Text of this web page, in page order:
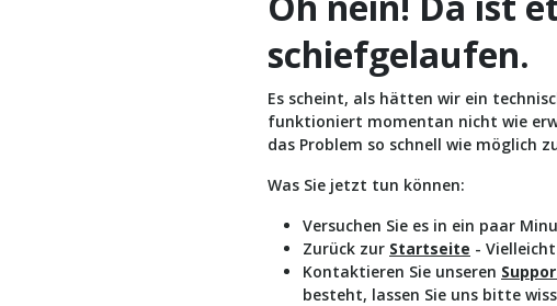
schiefgelaufen.
Es scheint, als hätten wir ein
funktioniert momentan nicht wie
das Problem so schnell wie möglich
Was Sie jetzt tun können:
Versuchen Sie es in ein paar
Zurück zur Startseite -
Kontaktieren Sie unseren
besteht, lassen Sie uns bitte